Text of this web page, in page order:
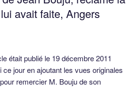
avait faite, Angers
était publié le 19 décembre 2011
ce jour en ajoutant les vues originales
remercier M. Bouju de son